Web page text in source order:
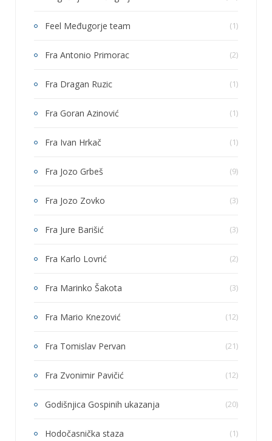
Feel Međugorje team (1)
Fra Antonio Primorac (2)
Fra Dragan Ruzic (1)
Fra Goran Azinović (1)
Fra Ivan Hrkač (1)
Fra Jozo Grbeš (9)
Fra Jozo Zovko (3)
Fra Jure Barišić (3)
Fra Karlo Lovrić (2)
Fra Marinko Šakota (3)
Fra Mario Knezović (12)
Fra Tomislav Pervan (21)
Fra Zvonimir Pavičić (12)
Godišnjica Gospinih ukazanja (20)
Hodočasnička staza (1)